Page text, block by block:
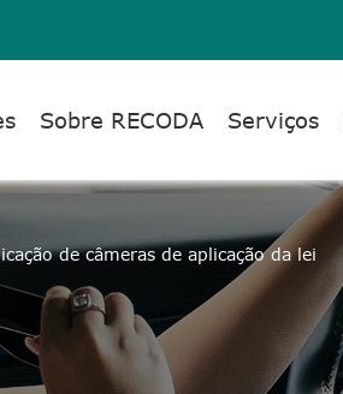
Sobre RECODA Serviços
de câmeras de aplicação da lei